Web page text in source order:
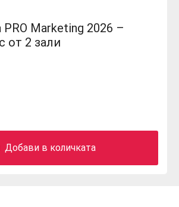
Marketing 2026 –
от 2 зали
Добави в количката